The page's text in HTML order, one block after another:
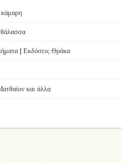
| Εκδόσεις Θράκα
και άλλα